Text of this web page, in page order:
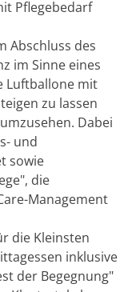
Pflegebedarf
Abschluss des
im Sinne eines
Luftballone mit
zu lassen
Dabei
und
sowie
die
Management
die Kleinsten
inklusive
der Begegnung"